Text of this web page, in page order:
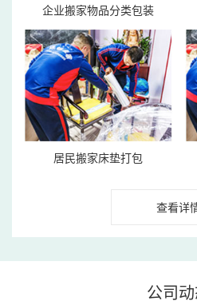
企业搬家物品分类包装
居民搬家床垫打包
查看详
公司